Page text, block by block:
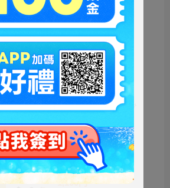
商品 多種品類、角色商品供您挑選
ミッキー ファートート
2WAY Fur Tote
4,500円
NT973
ベイマックス ぬいぐるみ
うるぽちゃちゃん
1,300円
NT281
ディズニーキャラクター
シークレットストラップ
迎春コレクション
1,100円